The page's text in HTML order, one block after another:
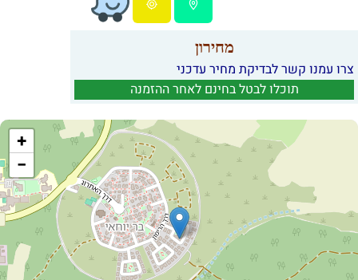
מחירון
צרו עמנו קשר לבדיקת מחיר עדכני
תוכלו לבטל בחינם לאחר ההזמנה
+
−